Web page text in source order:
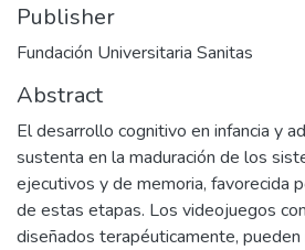
Publisher
Fundación Universitaria Sanitas
Abstract
El desarrollo cognitivo en infancia y
sustenta en la maduración de los
ejecutivos y de memoria, favorecida
de estas etapas. Los videojuegos
diseñados terapéuticamente, pueden